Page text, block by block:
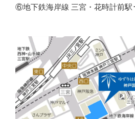
⑥地下鉄海岸線 三宮・花時計前駅